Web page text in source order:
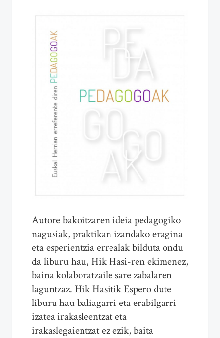
Autore bakoitzaren ideia pedagogiko
nagusiak, praktikan izandako eragina
eta esperientzia errealak bilduta ondu
da liburu hau, Hik Hasi-ren ekimenez,
baina kolaboratzaile sare zabalaren
laguntzaz. Hik Hasitik Espero dute
liburu hau baliagarri eta erabilgarri
izatea irakasleentzat eta
irakaslegaientzat ez ezik, baita